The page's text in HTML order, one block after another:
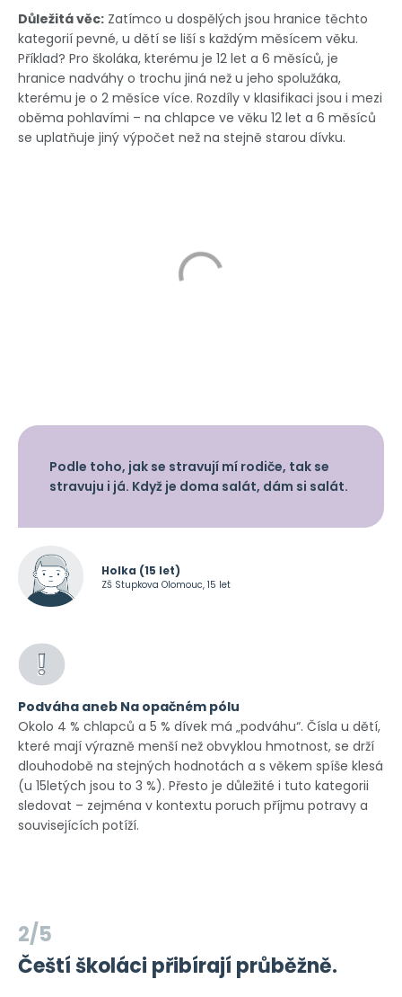
Důležitá věc: Zatímco u dospělých jsou hranice těchto
kategorií pevné, u dětí se liší s každým měsícem věku.
Příklad? Pro školáka, kterému je 12 let a 6 měsíců, je
hranice nadváhy o trochu jiná než u jeho spolužáka,
kterému je o 2 měsíce více. Rozdíly v klasifikaci jsou i mezi
oběma pohlavími – na chlapce ve věku 12 let a 6 měsíců
se uplatňuje jiný výpočet než na stejně starou dívku.
Podle toho, jak se stravují mí rodiče, tak se
stravuju i já. Když je doma salát, dám si salát.
Holka (15 let)
ZŠ Stupkova Olomouc, 15 let
Podváha aneb Na opačném pólu
Okolo 4 % chlapců a 5 % dívek má „podváhu“. Čísla u dětí,
které mají výrazně menší než obvyklou hmotnost, se drží
dlouhodobě na stejných hodnotách a s věkem spíše klesá
(u 15letých jsou to 3 %). Přesto je důležité i tuto kategorii
sledovat – zejména v kontextu poruch příjmu potravy a
souvisejících potíží.
2/5
Čeští školáci přibírají průběžně.